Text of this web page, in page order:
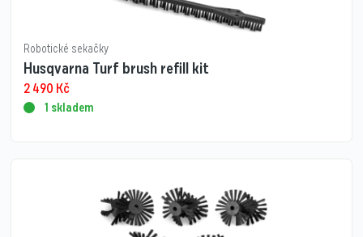
Robotické sekačky
Husqvarna Turf brush refill kit
2 490 Kč
1 skladem